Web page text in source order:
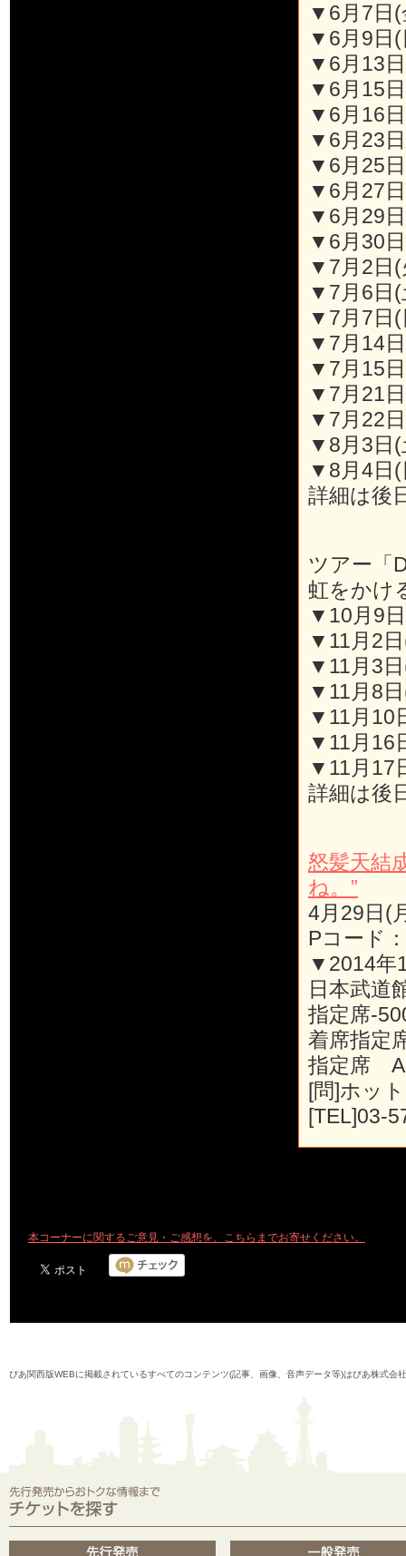
▼6月7日(
▼6月9日(
▼6月13
▼6月15
▼6月16
▼6月23
▼6月25
▼6月27
▼6月29
▼6月30
▼7月2日(
▼7月6日(
▼7月7日(
▼7月14
▼7月15
▼7月21
▼7月22
▼8月3日(
▼8月4日(
詳細は後
ツアー「
虹をかけ
▼10月9
▼11月2
▼11月3
▼11月8
▼11月10
▼11月16
▼11月17
詳細は後
怒髪天結
ね。”
4月29日(
Pコード
▼2014年
日本武道
指定席-
着席指定
指定席 A
[問]ホッ
[TEL]03-
本コーナーに関するご意見・ご感想を、こちらまでお寄せください。
ぴあ関西版WEBに掲載されているすべてのコンテンツ(記事、画像、音声データ等)はぴあ株式会